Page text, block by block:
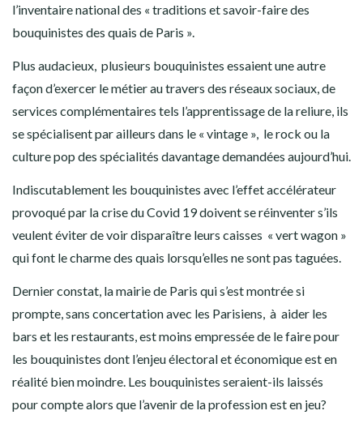
l’inventaire national des « traditions et savoir-faire des
bouquinistes des quais de Paris ».
Plus audacieux, plusieurs bouquinistes essaient une autre
façon d’exercer le métier au travers des réseaux sociaux, de
services complémentaires tels l’apprentissage de la reliure, ils
se spécialisent par ailleurs dans le « vintage », le rock ou la
culture pop des spécialités davantage demandées aujourd’hui.
Indiscutablement les bouquinistes avec l’effet accélérateur
provoqué par la crise du Covid 19 doivent se réinventer s’ils
veulent éviter de voir disparaître leurs caisses « vert wagon »
qui font le charme des quais lorsqu’elles ne sont pas taguées.
Dernier constat, la mairie de Paris qui s’est montrée si
prompte, sans concertation avec les Parisiens, à aider les
bars et les restaurants, est moins empressée de le faire pour
les bouquinistes dont l’enjeu électoral et économique est en
réalité bien moindre. Les bouquinistes seraient-ils laissés
pour compte alors que l’avenir de la profession est en jeu?